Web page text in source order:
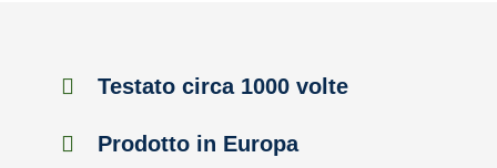
Testato circa 1000 volte
Prodotto in Europa